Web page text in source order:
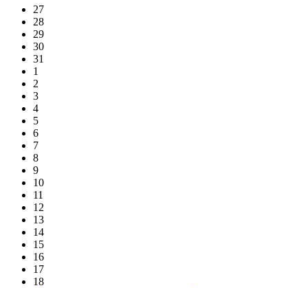
27
28
29
30
31
1
2
3
4
5
6
7
8
9
10
11
12
13
14
15
16
17
18